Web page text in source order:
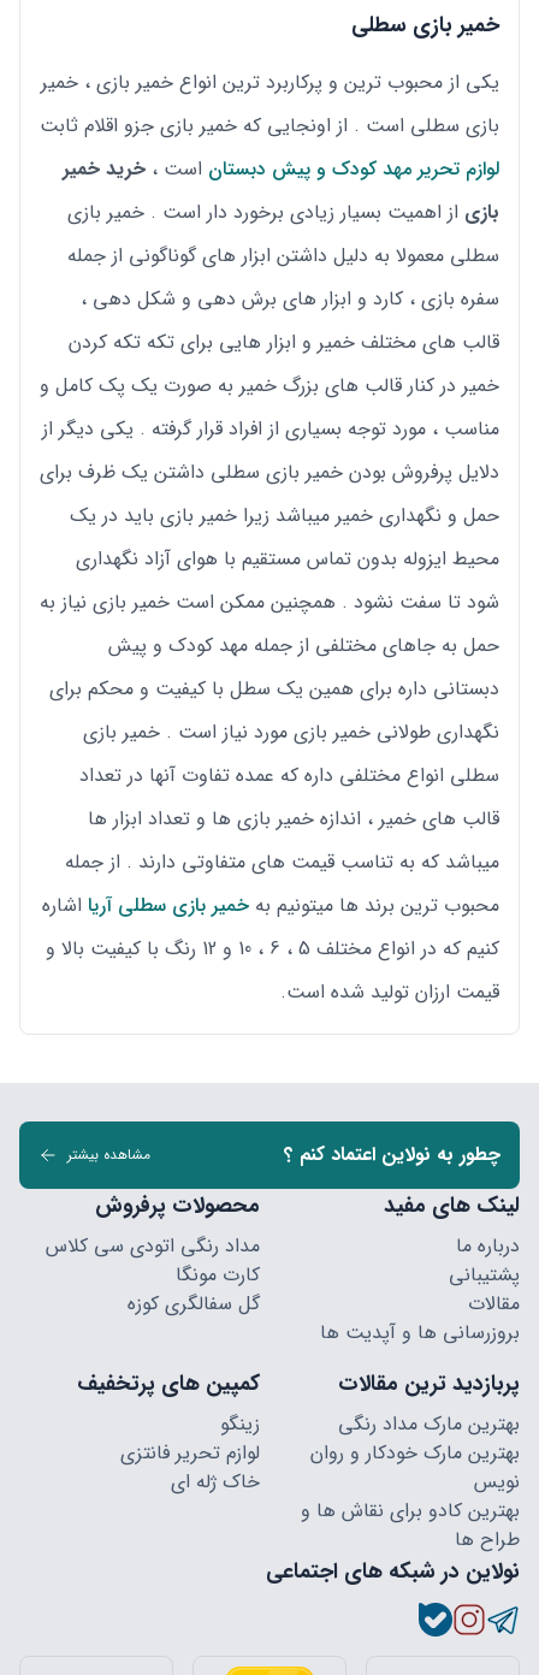
خمیر بازی سطلی
یکی از محبوب ترین و پرکاربرد ترین انواع خمیر بازی ، خمیر
بازی سطلی است . از اونجایی که خمیر بازی جزو اقلام ثابت
لوازم تحریر مهد کودک و پیش دبستان است ، خرید خمیر
بازی از اهمیت بسیار زیادی برخورد دار است . خمیر بازی
سطلی معمولا به دلیل داشتن ابزار های گوناگونی از جمله
سفره بازی ، کارد و ابزار های برش دهی و شکل دهی ،
قالب های مختلف خمیر و ابزار هایی برای تکه تکه کردن
خمیر در کنار قالب های بزرگ خمیر به صورت یک پک کامل و
مناسب ، مورد توجه بسیاری از افراد قرار گرفته . یکی دیگر از
دلایل پرفروش بودن خمیر بازی سطلی داشتن یک ظرف برای
حمل و نگهداری خمیر میباشد زیرا خمیر بازی باید در یک
محیط ایزوله بدون تماس مستقیم با هوای آزاد نگهداری
شود تا سفت نشود . همچنین ممکن است خمیر بازی نیاز به
حمل به جاهای مختلفی از جمله مهد کودک و پیش
دبستانی داره برای همین یک سطل با کیفیت و محکم برای
نگهداری طولانی خمیر بازی مورد نیاز است . خمیر بازی
سطلی انواع مختلفی داره که عمده تفاوت آنها در تعداد
قالب های خمیر ، اندازه خمیر بازی ها و تعداد ابزار ها
میباشد که به تناسب قیمت های متفاوتی دارند . از جمله
محبوب ترین برند ها میتونیم به خمیر بازی سطلی آریا اشاره
کنیم که در انواع مختلف 5 ، 6 ، 10 و 12 رنگ با کیفیت بالا و
قیمت ارزان تولید شده است.
چطور به نولاین اعتماد کنم ؟ مشاهده بیشتر
لینک های مفید
درباره ما
پشتیبانی
مقالات
بروزرسانی ها و آپدیت ها
محصولات پرفروش
مداد رنگی اتودی سی کلاس
کارت مونگا
گل سفالگری کوزه
پربازدید ترین مقالات
بهترین مارک مداد رنگی
بهترین مارک خودکار و روان
نویس
بهترین کادو برای نقاش ها و
طراح ها
کمپین های پرتخفیف
زینگو
لوازم تحریر فانتزی
خاک ژله ای
نولاین در شبکه های اجتماعی